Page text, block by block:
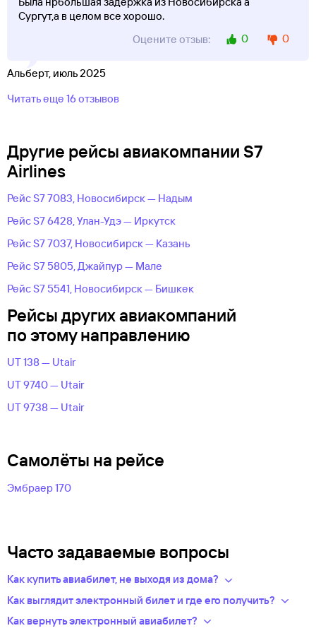
Сургут,а в целом все хорошо.
Оцените отзыв:
0 0
Альберт, июль 2025
Читать еще 16 отзывов
Другие рейсы авиакомпании S7
Airlines
Рейс S7 7083, Новосибирск — Надым
Рейс S7 6428, Улан-Удэ — Иркутск
Рейс S7 7037, Новосибирск — Казань
Рейс S7 5805, Джайпур — Мале
Рейс S7 5541, Новосибирск — Бишкек
Рейсы других авиакомпаний
по этому направлению
UT 138 — Utair
UT 9740 — Utair
UT 9738 — Utair
Самолёты на рейсе
Эмбраер 170
Часто задаваемые вопросы
Как купить авиабилет, не выходя из дома?
Укажите в нужных полях маршрут, дату поездки и число
из предложений сотен авиакомпаний.
Как выглядит электронный билет и где его получить?
После оплаты на сайте, в базе данных авиакомпании
Как вернуть электронный авиабилет?